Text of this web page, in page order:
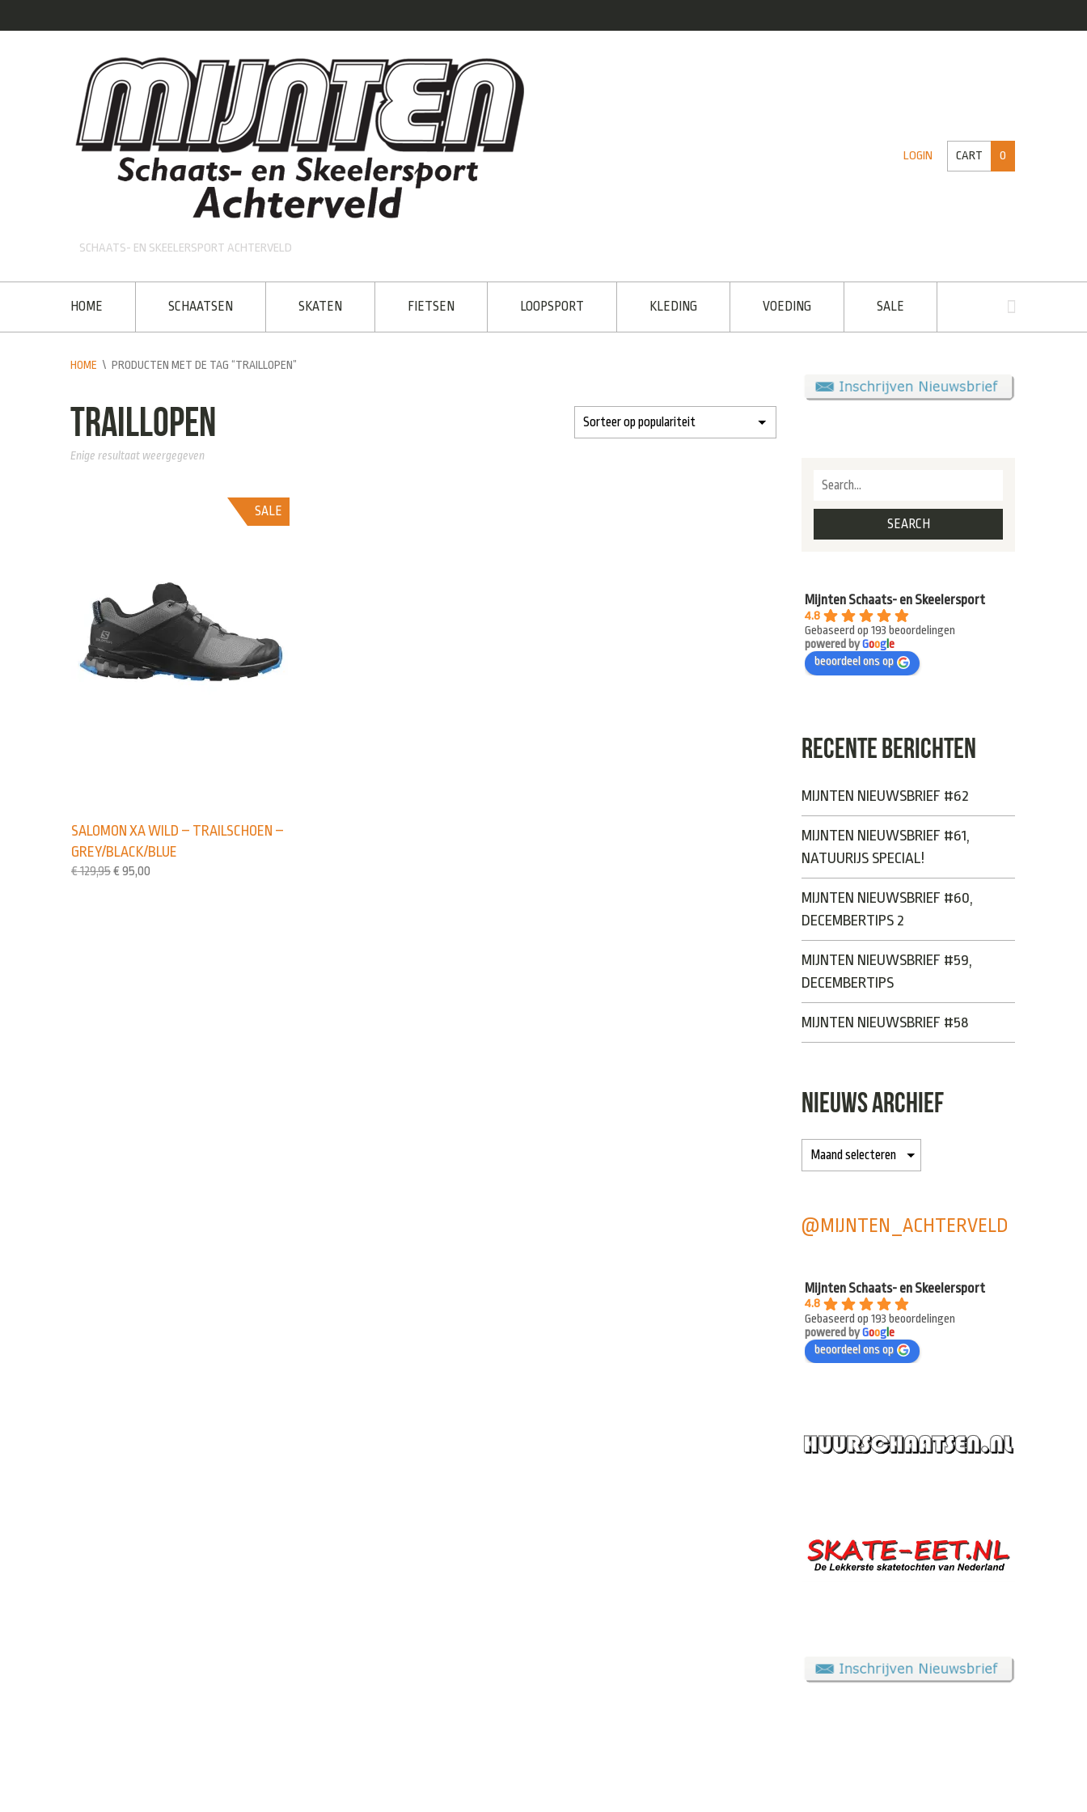
SCHAATS- EN SKEELERSPORT ACHTERVELD
LOGIN CART 0
HOME SCHAATSEN SKATEN FIETSEN LOOPSPORT KLEDING VOEDING SALE
HOME \ PRODUCTEN MET DE TAG “TRAILLOPEN”
traillopen
Enige resultaat weergegeven
SALE
SALOMON XA WILD – TRAILSCHOEN –
GREY/BLACK/BLUE
€129,95€ 95,00
Mijnten Schaats- en Skeelersport
4.8
Gebaseerd op 193 beoordelingen
powered byGoogle
beoordeel ons op
RECENTE BERICHTEN
MIJNTEN NIEUWSBRIEF #62
MIJNTEN NIEUWSBRIEF #61,
NATUURIJS SPECIAL!
MIJNTEN NIEUWSBRIEF #60,
DECEMBERTIPS 2
MIJNTEN NIEUWSBRIEF #59,
DECEMBERTIPS
MIJNTEN NIEUWSBRIEF #58
NIEUWS ARCHIEF
@MIJNTEN_ACHTERVELD
Mijnten Schaats- en Skeelersport
4.8
Gebaseerd op 193 beoordelingen
powered byGoogle
beoordeel ons op